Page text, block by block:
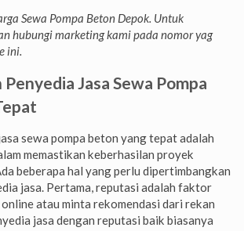
Sewa Pompa Beton Depok. Untuk
hubungi marketing kami pada nomor yag
ini.
Jasa Sewa Pompa
sewa pompa beton yang tepat adalah
memastikan keberhasilan proyek
beberapa hal yang perlu dipertimbangkan
jasa. Pertama, reputasi adalah faktor
atau minta rekomendasi dari rekan
jasa dengan reputasi baik biasanya